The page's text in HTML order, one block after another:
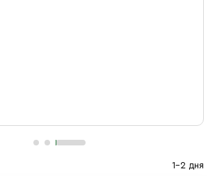
1-2 дня